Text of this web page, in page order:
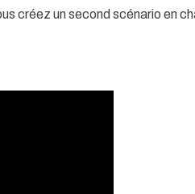
créez un second scénario en